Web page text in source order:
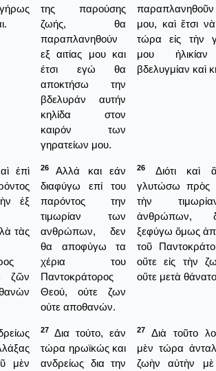
της παρούσης
ζωής, θα
παραπλανηθούν
εξ αιτίας μου και
έτσι εγώ θα
αποκτήσω την
βδελυράν αυτήν
κηλίδα στον
καιρόν των
γηρατείων μου.
παραπλανηθοῦν
μου, καὶ ἔτσι
τώρα εἰς τὴν
μου ἡλικίαν
βδελυγμίαν καὶ
ἐπὶ
ἐξ
τὰς
ζῶν
26
Αλλά και εάν
διαφύγω επί του
παρόντος την
τιμωρίαν των
ανθρώπων, δεν
θα αποφύγω τα
χέρια του
Παντοκράτορος
Θεού, ούτε ζων
ούτε αποθανών.
26
Διότι καὶ
γλυτώσω πρὸς
τὴν
ἀνθρώπων,
ξεφύγω ὅμως
τοῦ
οὔτε εἰς τὴν
οὔτε μετὰ
μὲν
27
Δια τούτο, εάν
τώρα ηρωϊκώς και
ανδρείως δια την
27
Διὰ τοῦτο
μὲν τώρα
ζωὴν αὐτὴν μὲ